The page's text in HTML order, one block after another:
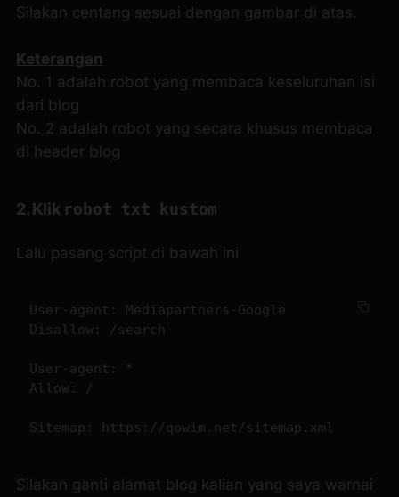
Silakan centang sesuai dengan gambar di atas.
Keterangan
No. 1 adalah robot yang membaca keseluruhan isi
dari blog
No. 2 adalah robot yang secara khusus membaca
di header blog
2. Klik robot txt kustom
Lalu pasang script di bawah ini
User-agent: Mediapartners-Google
Disallow: /search
User-agent: *
Allow: /
Sitemap: https://qowim.net /sitemap.xml
Silakan ganti alamat blog kalian yang saya warnai